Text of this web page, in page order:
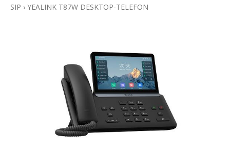
SIP › YEALINK T87W DESKTOP-TELEFON